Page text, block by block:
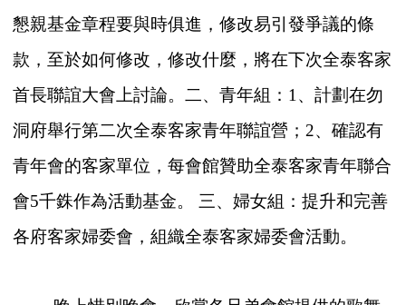
懇親基金章程要與時俱進，修改易引發爭議的條
款，至於如何修改，修改什麼，將在下次全泰客家
首長聯誼大會上討論。二、青年組：1、計劃在勿
洞府舉行第二次全泰客家青年聯誼營；2、確認有
青年會的客家單位，每會館贊助全泰客家青年聯合
會5千銖作為活動基金。 三、婦女組：提升和完善
各府客家婦委會，組織全泰客家婦委會活動。